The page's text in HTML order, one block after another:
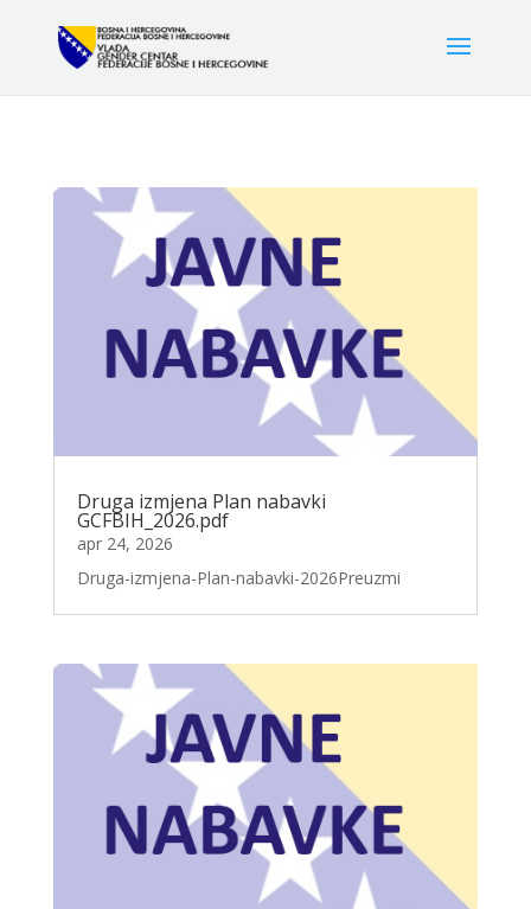
Druga izmjena Plan nabavki
GCFBIH_2026.pdf
apr 24, 2026
Druga-izmjena-Plan-nabavki-2026Preuzmi